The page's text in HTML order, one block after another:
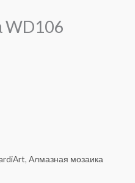
WD106
, Алмазная мозаика